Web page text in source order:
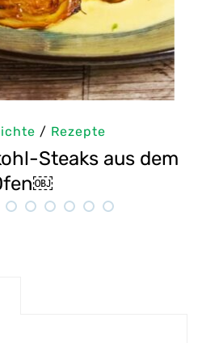
Hauptgerichte
Selbstgemachte